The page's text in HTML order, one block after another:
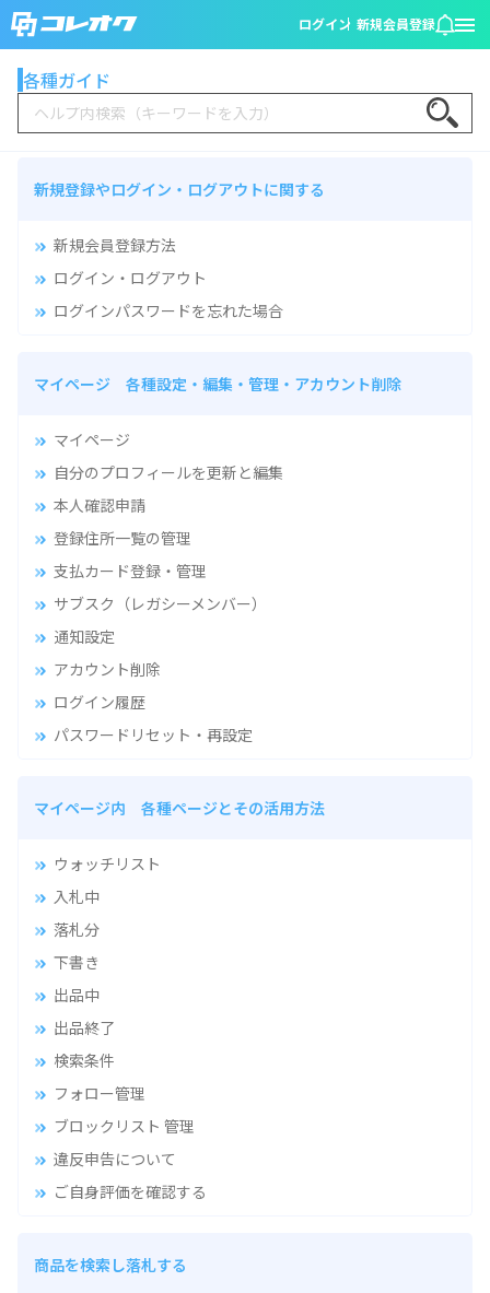
ログイン 新規会員登録
各種ガイド
Search
新規登録やログイン・ログアウトに関する
新規会員登録方法
ログイン・ログアウト
ログインパスワードを忘れた場合
マイページ 各種設定・編集・管理・アカウント削除
マイページ
自分のプロフィールを更新と編集
本人確認申請
登録住所一覧の管理
支払カード登録・管理
サブスク（レガシーメンバー）
通知設定
アカウント削除
ログイン履歴
パスワードリセット・再設定
マイページ内 各種ページとその活用方法
ウォッチリスト
入札中
落札分
下書き
出品中
出品終了
検索条件
フォロー管理
ブロックリスト 管理
違反申告について
ご自身評価を確認する
商品を検索し落札する